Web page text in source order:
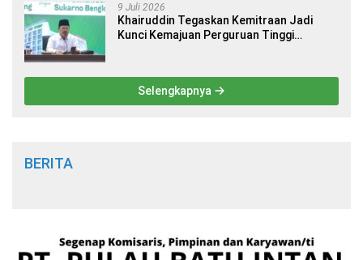
9 Juli 2026
Khairuddin Tegaskan Kemitraan Jadi
Kunci Kemajuan Perguruan Tinggi
Selengkapnya
BERITA